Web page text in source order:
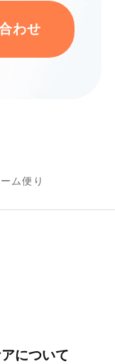
わせ
ム便り
について